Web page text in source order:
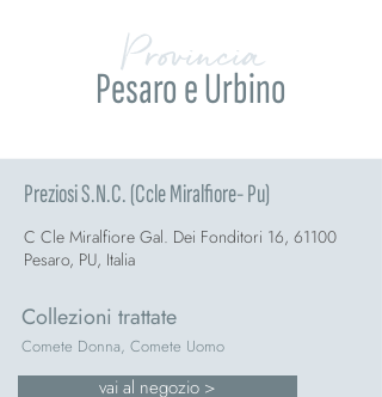
Provincia
Pesaro e Urbino
Preziosi S.N.C. (Ccle Miralfiore- Pu)
C Cle Miralfiore Gal. Dei Fonditori 16, 61100
Pesaro, PU, Italia
Collezioni trattate
Comete Donna, Comete Uomo
vai al negozio >